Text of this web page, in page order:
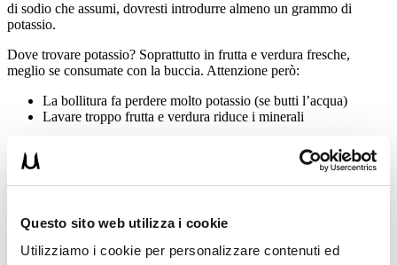
Questo sito web utilizza i cookie
Utilizziamo i cookie per personalizzare contenuti ed
di sodio che assumi, dovresti introdurre almeno un grammo di
potassio.
Dove trovare potassio? Soprattutto in frutta e verdura fresche,
meglio se consumate con la buccia. Attenzione però:
La bollitura fa perdere molto potassio (se butti l’acqua)
Lavare troppo frutta e verdura riduce i minerali
✅ Aumenta la diuresi
Al contrario, conpiù sodio che potassio
❌ Pressione più alta